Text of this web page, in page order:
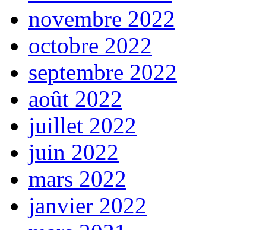
novembre 2022
octobre 2022
septembre 2022
août 2022
juillet 2022
juin 2022
mars 2022
janvier 2022